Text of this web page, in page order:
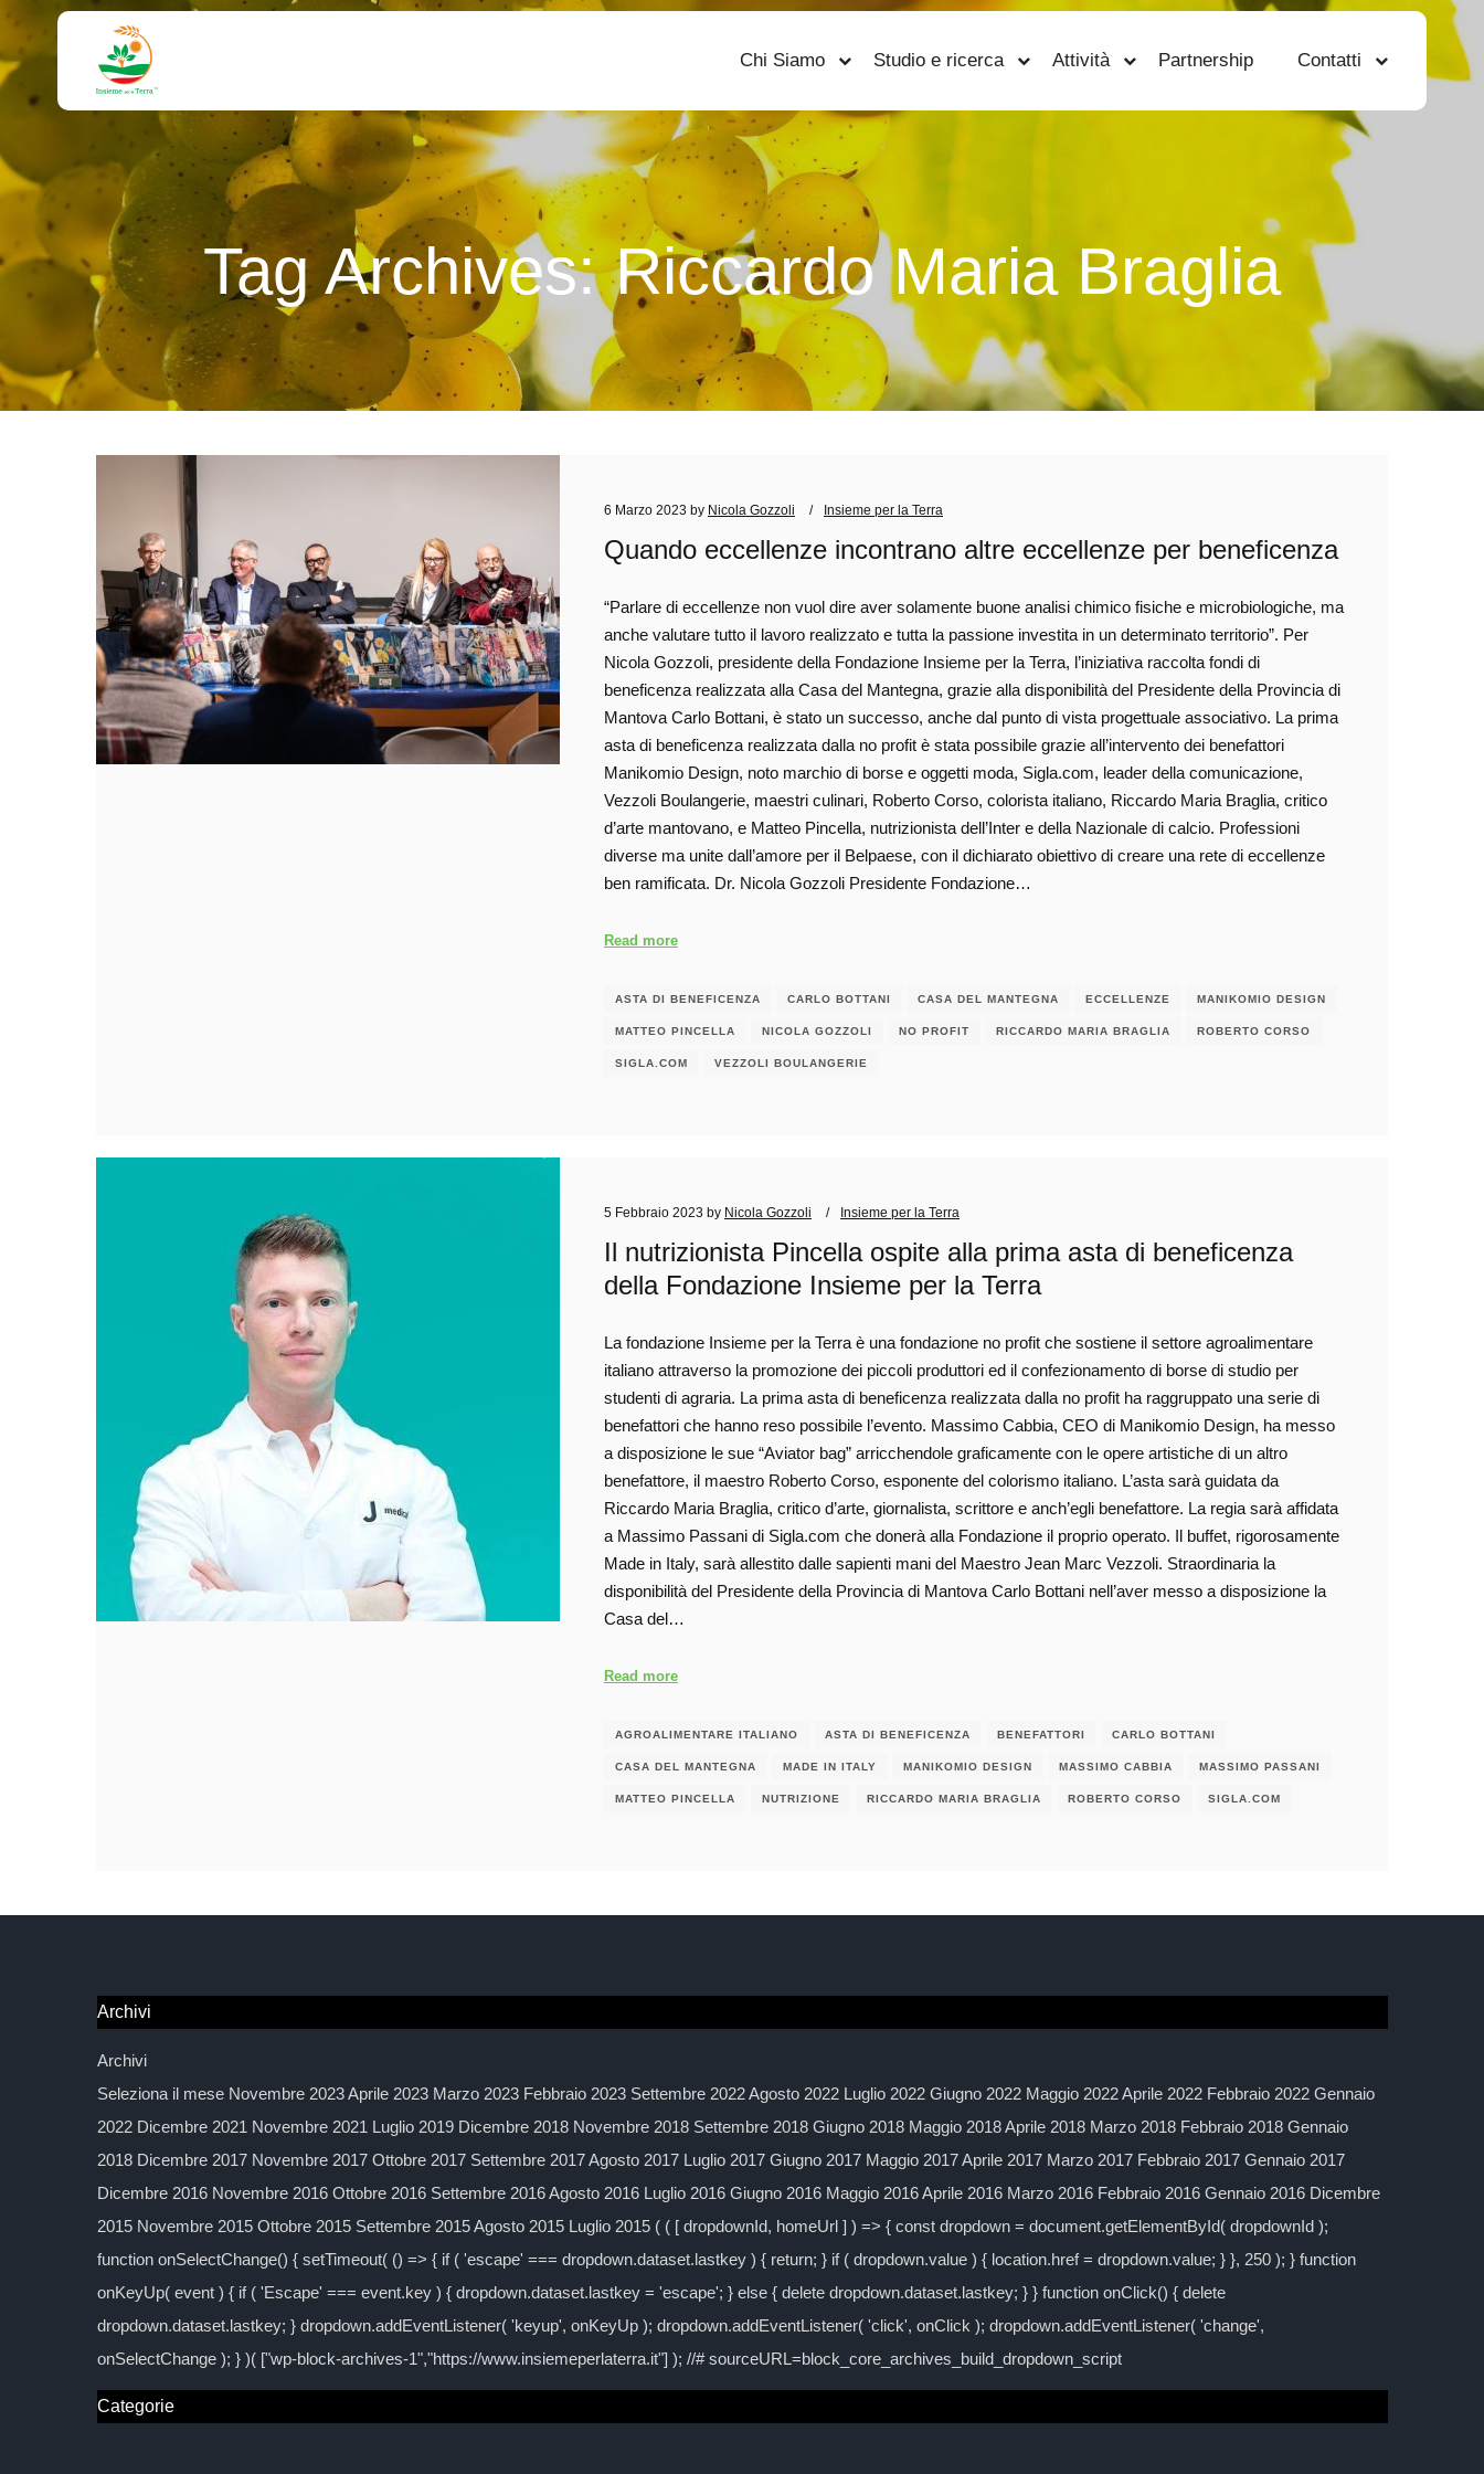
Chi Siamo Studio e ricerca Attività Partnership Contatti
Tag Archives:Riccardo Maria Braglia
6 Marzo 2023 by Nicola Gozzoli Insieme per la Terra
Quando eccellenze incontrano altre eccellenze per beneficenza
“Parlare di eccellenze non vuol dire aver solamente buone analisi chimico fisiche e microbiologiche, ma
anche valutare tutto il lavoro realizzato e tutta la passione investita in un determinato territorio”. Per
Nicola Gozzoli, presidente della Fondazione Insieme per la Terra, l’iniziativa raccolta fondi di
beneficenza realizzata alla Casa del Mantegna, grazie alla disponibilità del Presidente della Provincia di
Mantova Carlo Bottani, è stato un successo, anche dal punto di vista progettuale associativo. La prima
asta di beneficenza realizzata dalla no profit è stata possibile grazie all’intervento dei benefattori
Manikomio Design, noto marchio di borse e oggetti moda, Sigla.com, leader della comunicazione,
Vezzoli Boulangerie, maestri culinari, Roberto Corso, colorista italiano, Riccardo Maria Braglia, critico
d’arte mantovano, e Matteo Pincella, nutrizionista dell’Inter e della Nazionale di calcio. Professioni
diverse ma unite dall’amore per il Belpaese, con il dichiarato obiettivo di creare una rete di eccellenze
ben ramificata. Dr. Nicola Gozzoli Presidente Fondazione…
Read more
ASTA DI BENEFICENZA CARLO BOTTANI CASA DEL MANTEGNA ECCELLENZE MANIKOMIO DESIGN
MATTEO PINCELLA NICOLA GOZZOLI NO PROFIT RICCARDO MARIA BRAGLIA ROBERTO CORSO
SIGLA.COM VEZZOLI BOULANGERIE
5 Febbraio 2023 by Nicola Gozzoli Insieme per la Terra
Il nutrizionista Pincella ospite alla prima asta di beneficenza
della Fondazione Insieme per la Terra
La fondazione Insieme per la Terra è una fondazione no profit che sostiene il settore agroalimentare
italiano attraverso la promozione dei piccoli produttori ed il confezionamento di borse di studio per
studenti di agraria. La prima asta di beneficenza realizzata dalla no profit ha raggruppato una serie di
benefattori che hanno reso possibile l’evento. Massimo Cabbia, CEO di Manikomio Design, ha messo
a disposizione le sue “Aviator bag” arricchendole graficamente con le opere artistiche di un altro
benefattore, il maestro Roberto Corso, esponente del colorismo italiano. L’asta sarà guidata da
Riccardo Maria Braglia, critico d’arte, giornalista, scrittore e anch’egli benefattore. La regia sarà affidata
a Massimo Passani di Sigla.com che donerà alla Fondazione il proprio operato. Il buffet, rigorosamente
Made in Italy, sarà allestito dalle sapienti mani del Maestro Jean Marc Vezzoli. Straordinaria la
disponibilità del Presidente della Provincia di Mantova Carlo Bottani nell’aver messo a disposizione la
Casa del…
Read more
AGROALIMENTARE ITALIANO ASTA DI BENEFICENZA BENEFATTORI CARLO BOTTANI
CASA DEL MANTEGNA MADE IN ITALY MANIKOMIO DESIGN MASSIMO CABBIA MASSIMO PASSANI
MATTEO PINCELLA NUTRIZIONE RICCARDO MARIA BRAGLIA ROBERTO CORSO SIGLA.COM
Archivi
Archivi
Seleziona il mese Novembre 2023 Aprile 2023 Marzo 2023 Febbraio 2023 Settembre 2022 Agosto 2022 Luglio 2022 Giugno 2022 Maggio 2022 Aprile 2022 Febbraio 2022 Gennaio
2022 Dicembre 2021 Novembre 2021 Luglio 2019 Dicembre 2018 Novembre 2018 Settembre 2018 Giugno 2018 Maggio 2018 Aprile 2018 Marzo 2018 Febbraio 2018 Gennaio
2018 Dicembre 2017 Novembre 2017 Ottobre 2017 Settembre 2017 Agosto 2017 Luglio 2017 Giugno 2017 Maggio 2017 Aprile 2017 Marzo 2017 Febbraio 2017 Gennaio 2017
Dicembre 2016 Novembre 2016 Ottobre 2016 Settembre 2016 Agosto 2016 Luglio 2016 Giugno 2016 Maggio 2016 Aprile 2016 Marzo 2016 Febbraio 2016 Gennaio 2016 Dicembre
2015 Novembre 2015 Ottobre 2015 Settembre 2015 Agosto 2015 Luglio 2015 ( ( [ dropdownId, homeUrl ] ) => { const dropdown = document.getElementById( dropdownId );
function onSelectChange() { setTimeout( () => { if ( 'escape' === dropdown.dataset.lastkey ) { return; } if ( dropdown.value ) { location.href = dropdown.value; } }, 250 ); } function
onKeyUp( event ) { if ( 'Escape' === event.key ) { dropdown.dataset.lastkey = 'escape'; } else { delete dropdown.dataset.lastkey; } } function onClick() { delete
dropdown.dataset.lastkey; } dropdown.addEventListener( 'keyup', onKeyUp ); dropdown.addEventListener( 'click', onClick ); dropdown.addEventListener( 'change',
onSelectChange ); } )( ["wp-block-archives-1","https://www.insiemeperlaterra.it"] ); //# sourceURL=block_core_archives_build_dropdown_script
Categorie